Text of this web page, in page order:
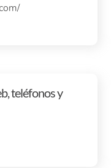
teléfonos y